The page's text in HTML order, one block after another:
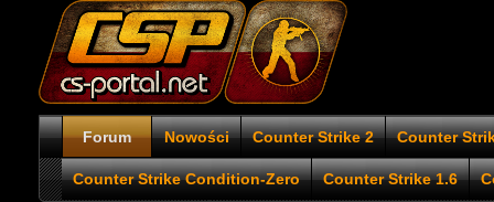
Forum Nowości Counter Strike 2 Counter
Counter Strike Condition-Zero Counter Strike 1.6